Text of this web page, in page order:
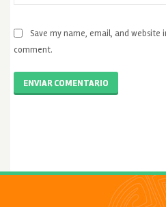
Save my name, email, and
comment.
ENVIAR COMENTARIO